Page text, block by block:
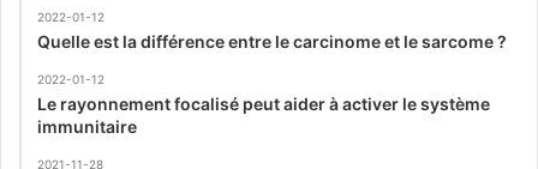
2022-01-12
Quelle est la différence entre le carcinome et le sarcome ?
2022-01-12
Le rayonnement focalisé peut aider à activer le système
immunitaire
2021-11-28